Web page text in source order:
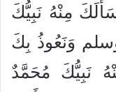
مِنْهُ نَبِيُّكَ
وَنَعُوذُ بِكَ
نَبِيُّكَ مُحَمَّدٌ